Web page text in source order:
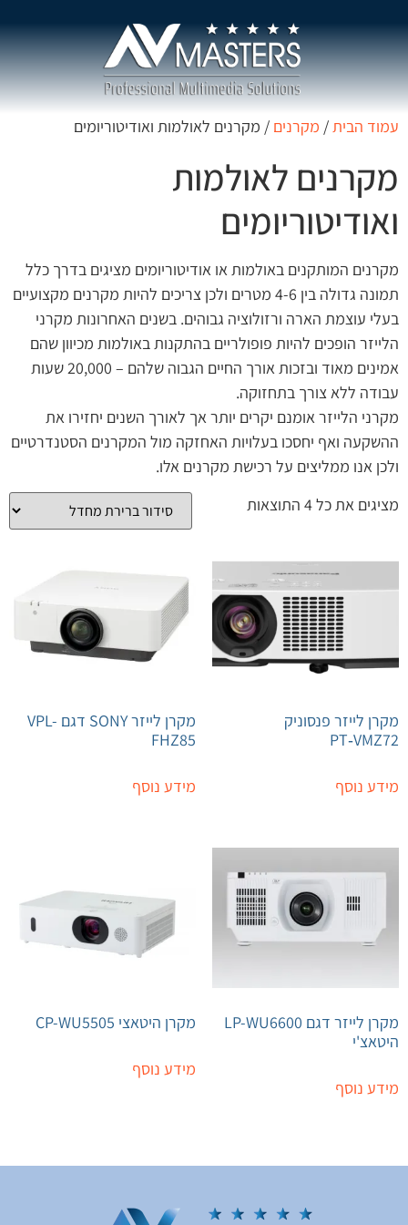
עמוד הבית/ מקרנים / מקרנים לאולמות ואודיטוריומים
מקרנים לאולמות
ואודיטוריומים
מקרנים המותקנים באולמות או אודיטוריומים מציגים בדרך כלל
תמונה גדולה בין 4-6 מטרים ולכן צריכים להיות מקרנים מקצועיים
בעלי עוצמת הארה ורזולוציה גבוהים. בשנים האחרונות מקרני
הלייזר הופכים להיות פופולריים בהתקנות באולמות מכיוון שהם
אמינים מאוד ובזכות אורך החיים הגבוה שלהם – 20,000 שעות
עבודה ללא צורך בתחזוקה.
מקרני הלייזר אומנם יקרים יותר אך לאורך השנים יחזירו את
ההשקעה ואף יחסכו בעלויות האחזקה מול המקרנים הסטנדרטיים
ולכן אנו ממליצים על רכישת מקרנים אלו.
מציגים את כל ⁦4⁩ התוצאות
מקרן לייזר פנסוניק
PT‑VMZ72
מידע נוסף
מקרן לייזר SONY דגם VPL-
FHZ85
מידע נוסף
מקרן לייזר דגם LP-WU6600
היטאצ'י
מידע נוסף
מקרן היטאצי CP-WU5505
מידע נוסף